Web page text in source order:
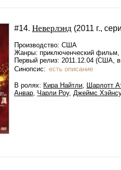
#14. Неверлэнд (2011 г.,
Производство: США
Жанры: приключенческий фильм,
Первый релиз: 2011.12.04 (США,
Синопсис: есть описание
В ролях: Кира Найтли, Шарлотт
Анвар, Чарли Роу, Джеймс